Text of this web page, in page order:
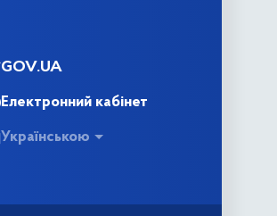
GOV.UA
Електронний кабінет
Українською